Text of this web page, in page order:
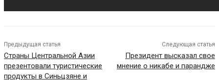
Предыдущая статья
Страны Центральной Азии
презентовали туристические
продукты в Синьцзяне и
Следующая статья
Президент высказал свое
мнение о никабе и парандже